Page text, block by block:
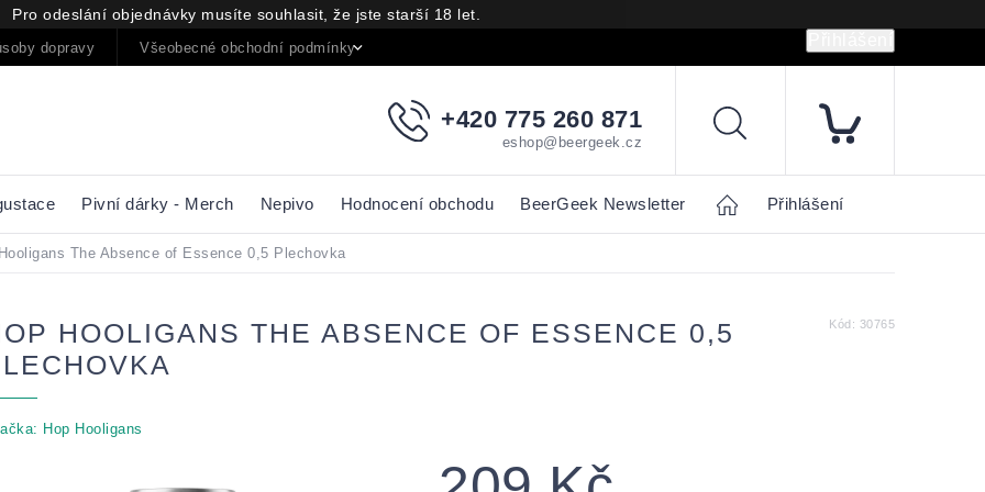
Pro odeslání objednávky musíte souhlasit, že jste starší 18 let.
dopravy Všeobecné obchodní podmínky
+420 775 260 871
eshop@beergeek.cz
Hledat
Pivní dárky - Merch Nepivo Hodnocení obchodu BeerGeek Newsletter Home Přihlášení
The Absence of Essence 0,5 Plechovka
HOOLIGANS THE ABSENCE OF ESSENCE 0,5
Kód: 30765
Hop Hooligans